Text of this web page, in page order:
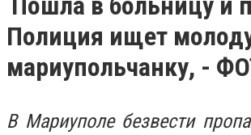
Полиция ищет
мариупольчанку, -
В Мариуполе безвести